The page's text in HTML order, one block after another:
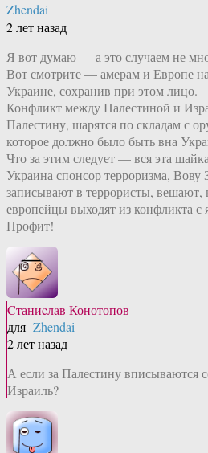
Zhendai
2 лет назад
Я вот думаю — а это случаем не
Вот смотрите — амерам и Европе
Украине, сохранив при этом лицо.
Конфликт между Палестиной и
Палестину, шарятся по складам с
которое должно было быть вна
Что за этим следует — вся эта
Украина спонсор терроризма, Вову
записывают в террористы,
европейцы выходят из конфликта
Профит!
Cтаниcлaв Конотопов
для Zhendai
2 лет назад
А если за Палестину вписываются
Израиль?